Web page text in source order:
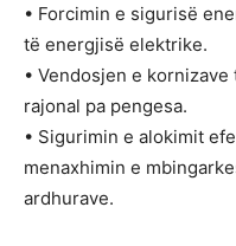
• Forcimin e sigurisë
të energjisë elektrike.
• Vendosjen e
rajonal pa pengesa.
• Sigurimin e alokimit
menaxhimin e
ardhurave.